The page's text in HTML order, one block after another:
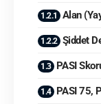
Alan
Şiddet
PASI
PASI 75,